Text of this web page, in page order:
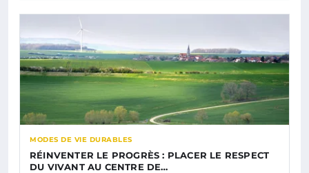
MODES DE VIE DURABLES
RÉINVENTER LE PROGRÈS : PLACER LE RESPECT
DU VIVANT AU CENTRE DE…